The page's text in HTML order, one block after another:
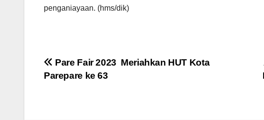
penganiayaan. (hms/dik)
Navigasi
pos
Pare Fair 2023 Meriahkan HUT Kota
Parepare ke 63